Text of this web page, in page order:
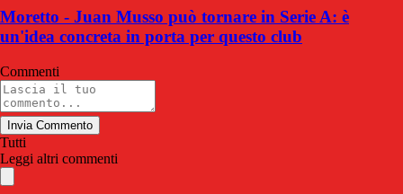
Moretto - Juan Musso può tornare in Serie A: è
un'idea concreta in porta per questo club
Commenti
Invia Commento
Tutti
Leggi altri commenti